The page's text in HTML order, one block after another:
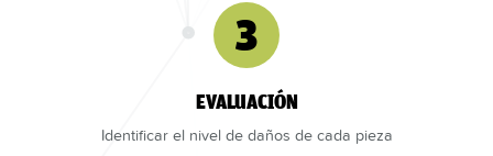
3
EVALUACIÓN
Identificar el nivel de daños de cada pieza